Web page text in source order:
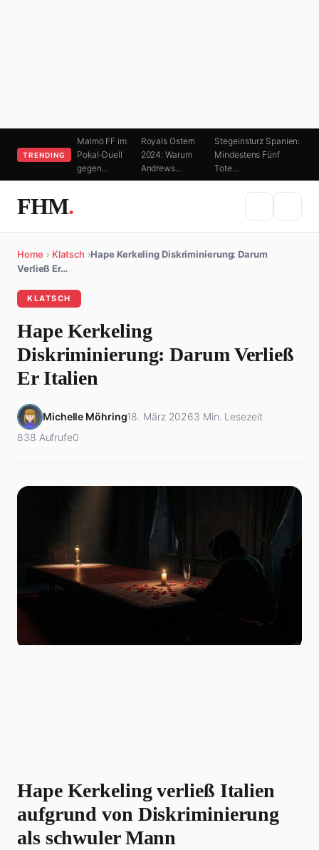
TRENDING
Malmö FF im
Pokal-Duell
gegen…
Royals Ostern
2024: Warum
Andrews…
Stegeinsturz Spanien:
Mindestens Fünf
Tote…
FHM.
Home › Klatsch ›Hape Kerkeling Diskriminierung: Darum
Verließ Er…
KLATSCH
Hape Kerkeling
Diskriminierung: Darum Verließ
Er Italien
Michelle Möhring18. März 20263 Min. Lesezeit
838 Aufrufe0
Hape Kerkeling verließ Italien
aufgrund von Diskriminierung
als schwuler Mann